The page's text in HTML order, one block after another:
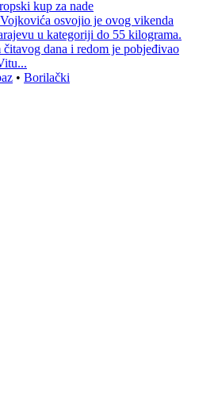
kup za nade
osvojio je ovog vikenda
u kategoriji do 55 kilograma.
dana i redom je pobjeđivao
• Borilački